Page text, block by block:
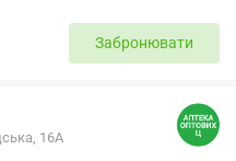
Забронювати
16А